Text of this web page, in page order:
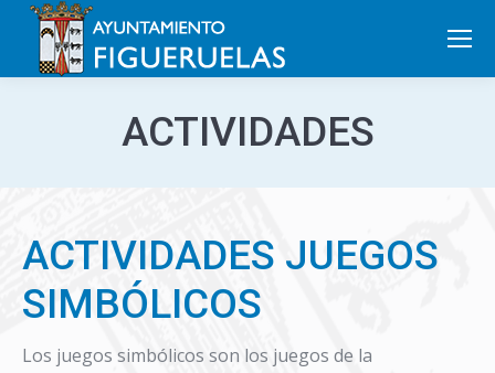
Search:
ACTIVIDADES
ACTIVIDADES JUEGOS
SIMBÓLICOS
Los juegos simbólicos son los juegos de la